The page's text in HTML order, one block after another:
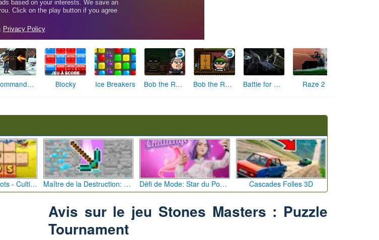
Commando 3 Blocky Ice Breakers Bob the Robber Bob the Robber 2 Battle for Darkness Raze 2
La Ferme des Mots - Cultivez votre Vocabulaire Maître de la Destruction: Fusion de Pioches Défi de Mode: Star du Podium Cascades Folles 3D
Avis sur le jeu Stones Masters : Puzzle
Tournament